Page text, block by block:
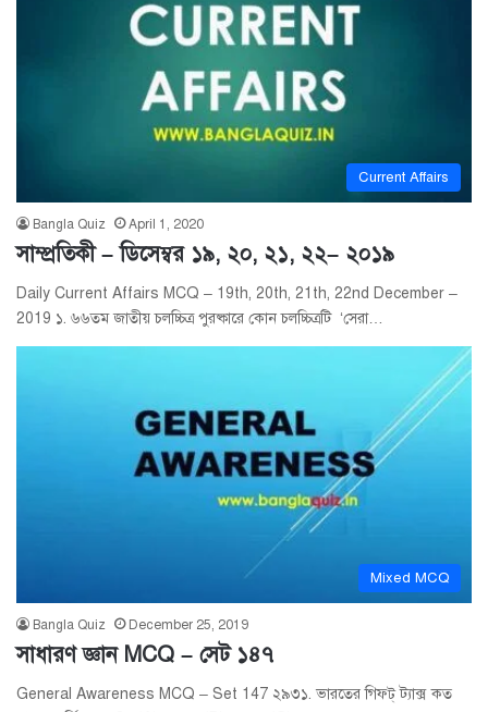
Current Affairs
Bangla Quiz April 1, 2020
সাম্প্রতিকী – ডিসেম্বর ১৯, ২০, ২১, ২২– ২০১৯
Daily Current Affairs MCQ – 19th, 20th, 21th, 22nd December –
2019 ১. ৬৬তম জাতীয় চলচ্চিত্র পুরষ্কারে কোন চলচ্চিত্রটি ‘সেরা…
Mixed MCQ
Bangla Quiz December 25, 2019
সাধারণ জ্ঞান MCQ – সেট ১৪৭
General Awareness MCQ – Set 147 ২৯৩১. ভারতের গিফট্ ট্যাক্স কত